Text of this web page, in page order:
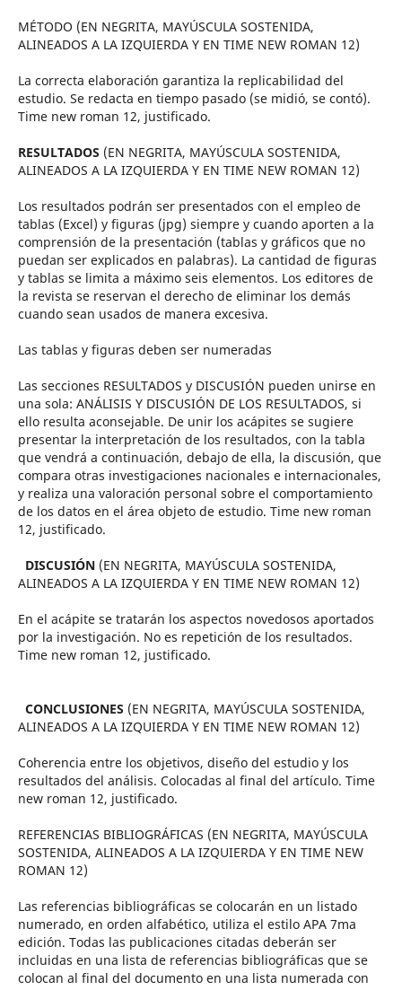
MÉTODO (EN NEGRITA, MAYÚSCULA SOSTENIDA,
ALINEADOS A LA IZQUIERDA Y EN TIME NEW ROMAN 12)
La correcta elaboración garantiza la replicabilidad del
estudio. Se redacta en tiempo pasado (se midió, se contó).
Time new roman 12, justificado.
RESULTADOS (EN NEGRITA, MAYÚSCULA SOSTENIDA,
ALINEADOS A LA IZQUIERDA Y EN TIME NEW ROMAN 12)
Los resultados podrán ser presentados con el empleo de
tablas (Excel) y figuras (jpg) siempre y cuando aporten a la
comprensión de la presentación (tablas y gráficos que no
puedan ser explicados en palabras). La cantidad de figuras
y tablas se limita a máximo seis elementos. Los editores de
la revista se reservan el derecho de eliminar los demás
cuando sean usados de manera excesiva.
Las tablas y figuras deben ser numeradas
Las secciones RESULTADOS y DISCUSIÓN pueden unirse en
una sola: ANÁLISIS Y DISCUSIÓN DE LOS RESULTADOS, si
ello resulta aconsejable. De unir los acápites se sugiere
presentar la interpretación de los resultados, con la tabla
que vendrá a continuación, debajo de ella, la discusión, que
compara otras investigaciones nacionales e internacionales,
y realiza una valoración personal sobre el comportamiento
de los datos en el área objeto de estudio. Time new roman
12, justificado.
DISCUSIÓN(EN NEGRITA, MAYÚSCULA SOSTENIDA,
ALINEADOS A LA IZQUIERDA Y EN TIME NEW ROMAN 12)
En el acápite se tratarán los aspectos novedosos aportados
por la investigación. No es repetición de los resultados.
Time new roman 12, justificado.
CONCLUSIONES (EN NEGRITA, MAYÚSCULA SOSTENIDA,
ALINEADOS A LA IZQUIERDA Y EN TIME NEW ROMAN 12)
Coherencia entre los objetivos, diseño del estudio y los
resultados del análisis. Colocadas al final del artículo. Time
new roman 12, justificado.
REFERENCIAS BIBLIOGRÁFICAS (EN NEGRITA, MAYÚSCULA
SOSTENIDA, ALINEADOS A LA IZQUIERDA Y EN TIME NEW
ROMAN 12)
Las referencias bibliográficas se colocarán en un listado
numerado, en orden alfabético, utiliza el estilo APA 7ma
edición. Todas las publicaciones citadas deberán ser
incluidas en una lista de referencias bibliográficas que se
colocan al final del documento en una lista numerada con